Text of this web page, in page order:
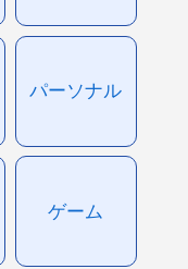
パーソナル
ゲーム